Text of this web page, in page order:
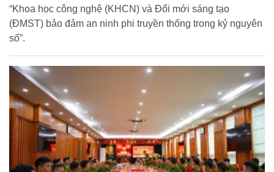
“Khoa học công nghệ (KHCN) và Đổi mới sáng tạo
(ĐMST) bảo đảm an ninh phi truyền thống trong kỷ nguyên
số”.